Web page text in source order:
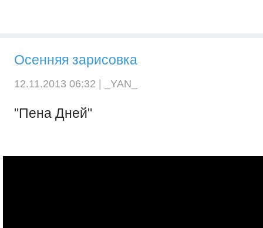
Осенняя зарисовка
12.11.2013 06:32 | _YAN_
"Пена Дней"